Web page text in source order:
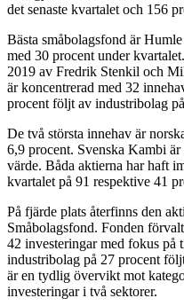
det senaste kvartalet och 156
Bästa småbolagsfond är
med 30 procent under
2019 av Fredrik Stenkil och
är koncentrerad med 32
procent följt av industribolag
De två största innehav är
6,9 procent. Svenska Kambi
värde. Båda aktierna har haft
kvartalet på 91 respektive 41
På fjärde plats återfinns den
Småbolagsfond. Fonden
42 investeringar med fokus på
industribolag på 27 procent
är en tydlig övervikt mot
investeringar i två sektorer.